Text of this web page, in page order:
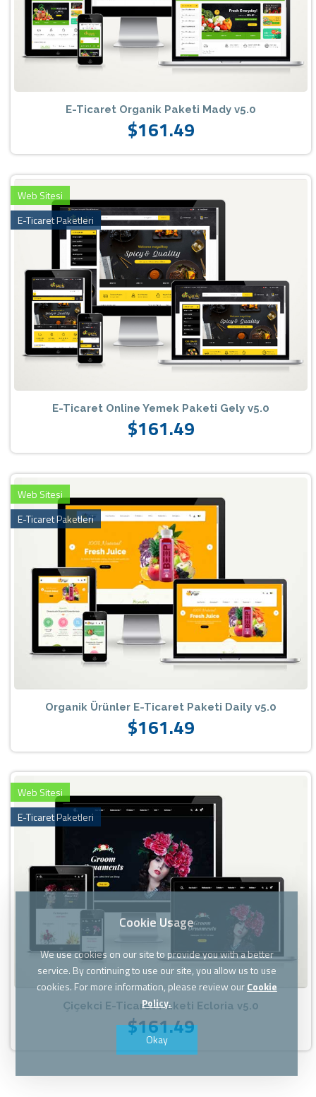
E-Ticaret Organik Paketi Mady v5.0
$161.49
Web Sitesi
E-Ticaret Paketleri
E-Ticaret Online Yemek Paketi Gely v5.0
$161.49
Web Sitesi
E-Ticaret Paketleri
Organik Ürünler E-Ticaret Paketi Daily v5.0
$161.49
Web Sitesi
E-Ticaret Paketleri
Çiçekci E-Ticaret Paketi Ecloria v5.0
$161.49
Cookie Usage
We use cookies on our site to provide you with a better
service. By continuing to use our site, you allow us to use
cookies. For more information, please review ourCookie
Policy.
Okay